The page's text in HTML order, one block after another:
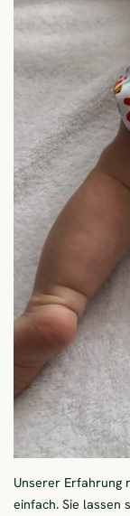
Unserer Erfahrung
einfach. Sie lassen